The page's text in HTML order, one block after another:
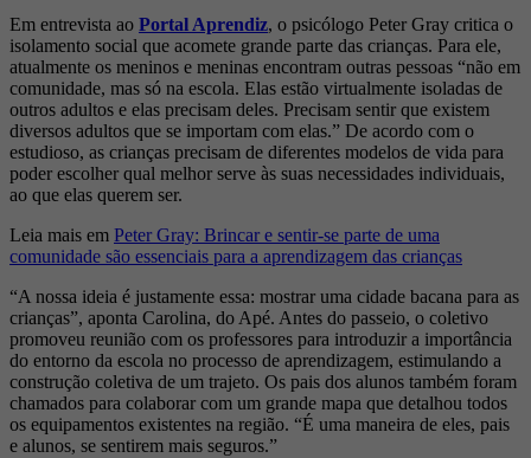
Em entrevista ao Portal Aprendiz, o psicólogo Peter Gray critica o
isolamento social que acomete grande parte das crianças. Para ele,
atualmente os meninos e meninas encontram outras pessoas “não em
comunidade, mas só na escola. Elas estão virtualmente isoladas de
outros adultos e elas precisam deles. Precisam sentir que existem
diversos adultos que se importam com elas.” De acordo com o
estudioso, as crianças precisam de diferentes modelos de vida para
poder escolher qual melhor serve às suas necessidades individuais,
ao que elas querem ser.
Leia mais em Peter Gray: Brincar e sentir-se parte de uma
comunidade são essenciais para a aprendizagem das crianças
“A nossa ideia é justamente essa: mostrar uma cidade bacana para as
crianças”, aponta Carolina, do Apé. Antes do passeio, o coletivo
promoveu reunião com os professores para introduzir a importância
do entorno da escola no processo de aprendizagem, estimulando a
construção coletiva de um trajeto. Os pais dos alunos também foram
chamados para colaborar com um grande mapa que detalhou todos
os equipamentos existentes na região. “É uma maneira de eles, pais
e alunos, se sentirem mais seguros.”